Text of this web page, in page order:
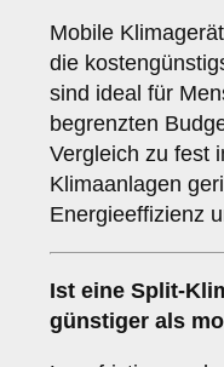
Mobile
die
sind ideal für
begrenzten
Vergleich zu fest
Klimaanlagen
Energieeffizienz
Ist eine Split-
günstiger als